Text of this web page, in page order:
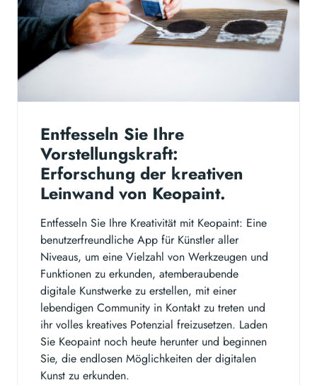
Entfesseln Sie Ihre
Vorstellungskraft:
Erforschung der kreativen
Leinwand von Keopaint.
Entfesseln Sie Ihre Kreativität mit Keopaint: Eine
benutzerfreundliche App für Künstler aller
Niveaus, um eine Vielzahl von Werkzeugen und
Funktionen zu erkunden, atemberaubende
digitale Kunstwerke zu erstellen, mit einer
lebendigen Community in Kontakt zu treten und
ihr volles kreatives Potenzial freizusetzen. Laden
Sie Keopaint noch heute herunter und beginnen
Sie, die endlosen Möglichkeiten der digitalen
Kunst zu erkunden.